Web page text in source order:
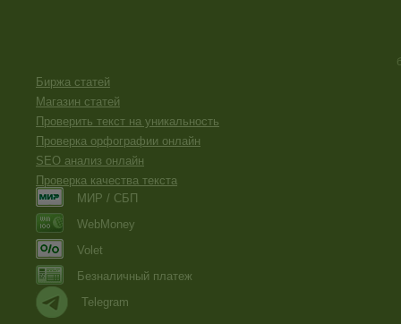
Биржа статей
Магазин статей
Проверить текст на уникальность
Проверка орфографии онлайн
SEO анализ онлайн
Проверка качества текста
МИР / СБП
WebMoney
Volet
Безналичный платеж
Telegram